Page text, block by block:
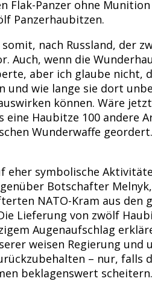
Panzer ohne
Panzerhaubitzen.
nach Russland, der
Auch, wenn die
aber ich glaube nicht,
wie lange sie dort
können. Wäre jetzt
Haubitze 100 andere
Wunderwaffe
eher symbolische
Botschafter
NATO-Kram aus den
Lieferung von zwölf
Augenaufschlag
weisen Regierung
– nur,
beklagenswert scheitern.